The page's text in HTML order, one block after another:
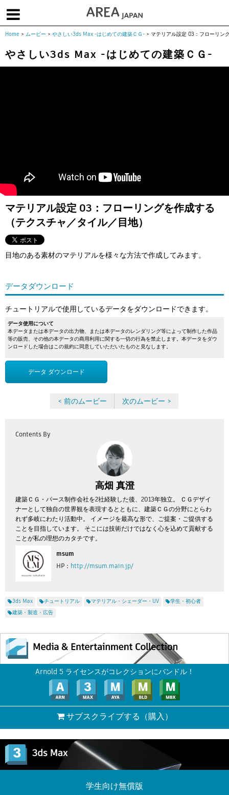
About us | フォーラム | お問合せ | メールマガジン
3DCGとは
建築・製造
Flow Production Tracking（旧ShotGrid）
Flow Studio
Home > ムービー > やさしい3ds Max -はじめての建築ＣＧ- > マテリアル設定 03：フローリン
やさしい3ds Max -はじめての建築ＣＧ-
マテリアル設定 03：フローリングを作成する
（テクスチャ／タイル／目地）
目地のある素材のマテリアルを様々な方法で作成してみます。
データダウンロード
チュートリアルで使用しているデータをダウンロードできます。
データ使用について
本データまたは本データの出力物、または本データのレンダリング等によって制作した作品
等の販売、その他の本データの商用利用に関する一切の行為を禁止します。本データをダウ
ンロードした場合はこの規約に同意していただいたものと見なします。
データ ダウンロード
< 前のムービー 次のムービー >
Contents By
高畑 真澄
建築ＣＧ・パース制作会社を2社経験した後、2013年独立。 ＣＧデザイ
ナーとして独自の世界観を表現するとともに、建築ＣＧの分野にとらわ
れず多岐にわたり活動中。 イメージを最高な形で、ご提案・ご提供する
ことを目指しています。 そこには技術だけではなく心を込めて貢献する
ことが私の理想のカタチです。
msum
HP： http://msum.main.jp/
3ds Max チュートリアル マテリアル・シェーダー・UV
学生・初心者
建築・製造・広告
Arnold 5 ライセンスがコレクションにバンドル！
サブスクライブする （購入）
学生向け無償版